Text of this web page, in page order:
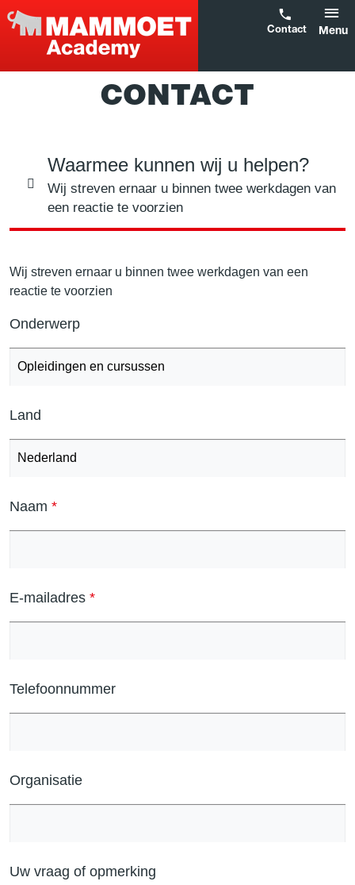
Menu
Contact
CONTACT
Waarmee kunnen wij u helpen?
Wij streven ernaar u binnen twee werkdagen van
een reactie te voorzien
Wij streven ernaar u binnen twee werkdagen van een
reactie te voorzien
Onderwerp
Land
Naam
E-mailadres
Telefoonnummer
Organisatie
Uw vraag of opmerking